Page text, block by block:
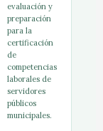
evaluación y
preparación
para la
certificación
de
competencias
laborales de
servidores
públicos
municipales.